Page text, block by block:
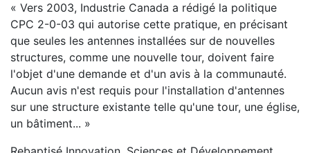
« Vers 2003, Industrie Canada a rédigé la politique
CPC 2-0-03 qui autorise cette pratique, en précisant
que seules les antennes installées sur de nouvelles
structures, comme une nouvelle tour, doivent faire
l'objet d'une demande et d'un avis à la communauté.
Aucun avis n'est requis pour l'installation d'antennes
sur une structure existante telle qu'une tour, une église,
un bâtiment... »